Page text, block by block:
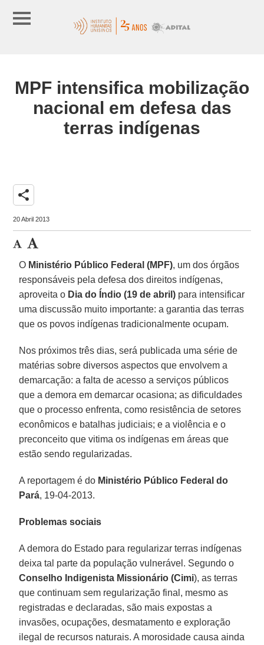
MPF intensifica mobilização
nacional em defesa das
terras indígenas
share
20 Abril 2013
O Ministério Público Federal (MPF), um dos órgãos
responsáveis pela defesa dos direitos indígenas,
aproveita o Dia do Índio (19 de abril) para intensificar
uma discussão muito importante: a garantia das terras
que os povos indígenas tradicionalmente ocupam.
Nos próximos três dias, será publicada uma série de
matérias sobre diversos aspectos que envolvem a
demarcação: a falta de acesso a serviços públicos
que a demora em demarcar ocasiona; as dificuldades
que o processo enfrenta, como resistência de setores
econômicos e batalhas judiciais; e a violência e o
preconceito que vitima os indígenas em áreas que
estão sendo regularizadas.
A reportagem é do Ministério Público Federal do
Pará, 19-04-2013.
Problemas sociais
A demora do Estado para regularizar terras indígenas
deixa tal parte da população vulnerável. Segundo o
Conselho Indigenista Missionário (Cimi), as terras
que continuam sem regularização final, mesmo as
registradas e declaradas, são mais expostas a
invasões, ocupações, desmatamento e exploração
ilegal de recursos naturais. A morosidade causa ainda